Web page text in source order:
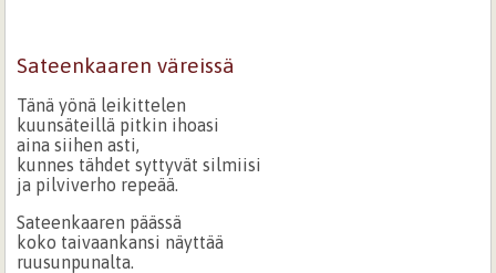
Sateenkaaren väreissä
Tänä yönä leikittelen
kuunsäteillä pitkin ihoasi
aina siihen asti,
kunnes tähdet syttyvät silmiisi
ja pilviverho repeää.
Sateenkaaren päässä
koko taivaankansi näyttää
ruusunpunalta.